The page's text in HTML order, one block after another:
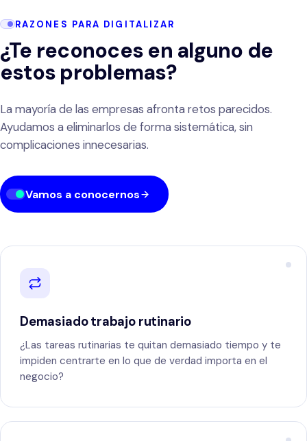
RAZONES PARA DIGITALIZAR
¿Te reconoces en alguno de
estos problemas?
La mayoría de las empresas afronta retos parecidos.
Ayudamos a eliminarlos de forma sistemática, sin
complicaciones innecesarias.
Vamos a conocernos
Demasiado trabajo rutinario
¿Las tareas rutinarias te quitan demasiado tiempo y te
impiden centrarte en lo que de verdad importa en el
negocio?